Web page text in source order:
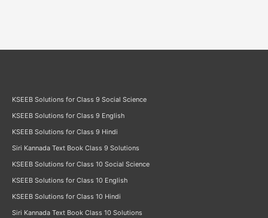
KSEEB Solutions for Class 9 Social Science
KSEEB Solutions for Class 9 English
KSEEB Solutions for Class 9 Hindi
Siri Kannada Text Book Class 9 Solutions
KSEEB Solutions for Class 10 Social Science
KSEEB Solutions for Class 10 English
KSEEB Solutions for Class 10 Hindi
Siri Kannada Text Book Class 10 Solutions